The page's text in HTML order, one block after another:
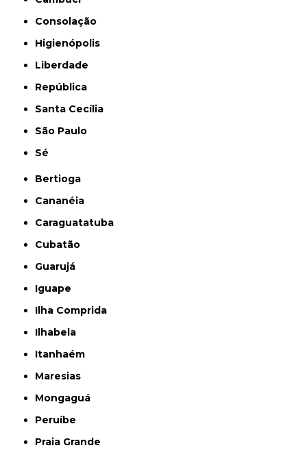
Consolação
Higienópolis
Liberdade
República
Santa Cecília
São Paulo
Sé
Bertioga
Cananéia
Caraguatatuba
Cubatão
Guarujá
Iguape
Ilha Comprida
Ilhabela
Itanhaém
Maresias
Mongaguá
Peruíbe
Praia Grande